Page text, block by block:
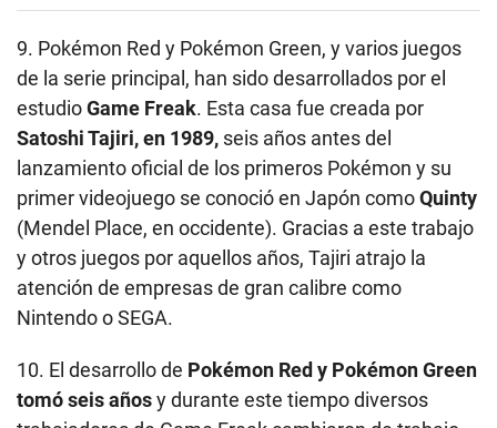
9. Pokémon Red y Pokémon Green, y varios juegos
de la serie principal, han sido desarrollados por el
estudioGame Freak. Esta casa fue creada por
Satoshi Tajiri, en 1989, seis años antes del
lanzamiento oficial de los primeros Pokémon y su
primer videojuego se conoció en Japón comoQuinty
(Mendel Place, en occidente). Gracias a este trabajo
y otros juegos por aquellos años, Tajiri atrajo la
atención de empresas de gran calibre como
Nintendo o SEGA.
10. El desarrollo de Pokémon Red y Pokémon Green
tomó seis añosy durante este tiempo diversos